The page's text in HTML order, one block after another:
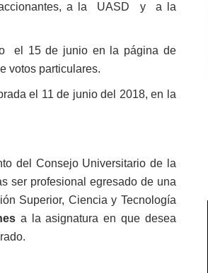
accionantes, a la UASD y a la
el 15 de junio en la página de
votos particulares.
el 11 de junio del 2018, en la
del Consejo Universitario de la
ser profesional egresado de una
Superior, Ciencia y Tecnología
a la asignatura en que desea